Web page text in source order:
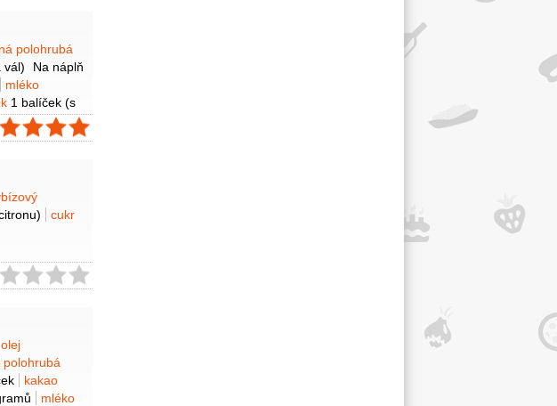
polohrubá
vál)
Na náplň
mléko
1 balíček (s
sůl1 špetka
cukr
olej
polohrubá
kakao
mléko